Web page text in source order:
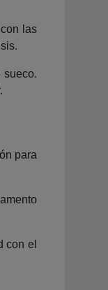
las
para
con el